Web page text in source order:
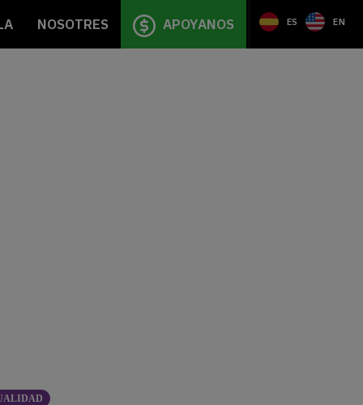
NOSOTRES APOYANOS ES EN